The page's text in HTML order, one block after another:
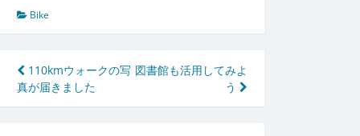
Bike
投
稿
110kmウォークの写
真が届きました
図書館も活用してみよ
う